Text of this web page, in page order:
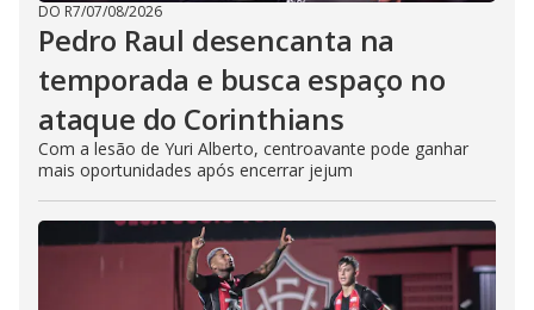
DO R7/07/08/2026
Pedro Raul desencanta na
temporada e busca espaço no
ataque do Corinthians
Com a lesão de Yuri Alberto, centroavante pode ganhar
mais oportunidades após encerrar jejum